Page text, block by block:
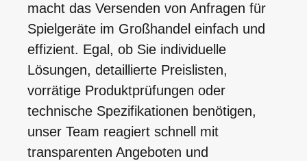
macht das Versenden von Anfragen für
Spielgeräte im Großhandel einfach und
effizient. Egal, ob Sie individuelle
Lösungen, detaillierte Preislisten,
vorrätige Produktprüfungen oder
technische Spezifikationen benötigen,
unser Team reagiert schnell mit
transparenten Angeboten und